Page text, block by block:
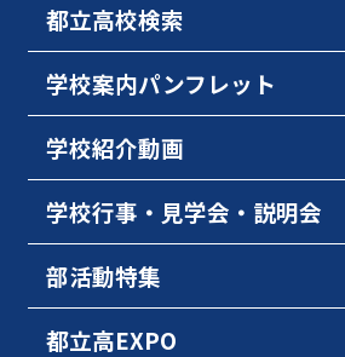
都立高校検索
学校案内パンフレット
学校紹介動画
学校行事・見学会・説明会
部活動特集
都立高EXPO